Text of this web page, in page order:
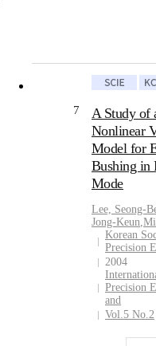
excitations
limitations of
factors such
passage,
are selected
dynamic
hydraulic
implemented
hydraulic
combination
factors. The
with lumped
model about
bushing
implemented
7
A Study of
Nonlinear
Model for
Bushing in
Mode
Lee, Seong-
Jong-Keun,
Korean
Precision
2004
Precision
and
Vol.5 No.2